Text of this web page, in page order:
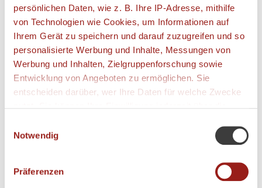
persönlichen Daten, wie z. B. Ihre IP-Adresse, mithilfe
von Technologien wie Cookies, um Informationen auf
Ihrem Gerät zu speichern und darauf zuzugreifen und so
personalisierte Werbung und Inhalte, Messungen von
Werbung und Inhalten, Zielgruppenforschung sowie
Entwicklung von Angeboten zu ermöglichen. Sie
entscheiden darüber, wer Ihre Daten für welche Zwecke
Trigger Symbol ändern oder widerrufen
Informationen über Ihre geografische Lage
Notwendig
Präferenzen
Firma
Stadt